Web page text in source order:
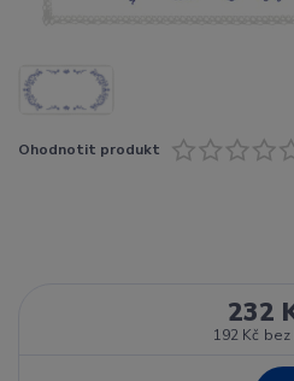
Ohodnotit produkt
232
192 Kč bez